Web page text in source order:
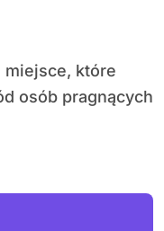
osób pragnących